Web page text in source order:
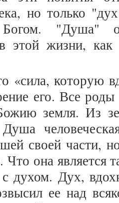
но только
"Душа"
этой жизни,
«сила, которую
его. Все
земля. Из
своей части,
Что она является
с духом. Дух,
ее над